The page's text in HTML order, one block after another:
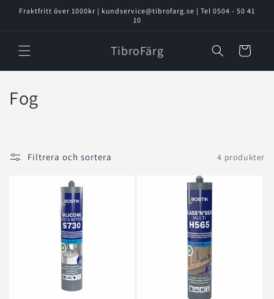
vidare
Fraktfritt över 1000kr | kundservice@tibrofarg.se | Tel 0504 - 50 41
10
TibroFärg Varukorg
P
d
Fog
Filtrera och sortera 4 produkter